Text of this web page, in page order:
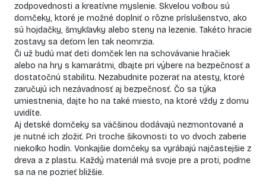
zodpovednosti a kreatívne myslenie. Skvelou voľbou sú
domčeky, ktoré je možné doplniť o rôzne príslušenstvo, ako
sú hojdačky, šmykľavky alebo steny na lezenie. Takéto hracie
zostavy sa deťom len tak neomrzia.
Či už budú mať deti domček len na schovávanie hračiek
alebo na hry s kamarátmi, dbajte pri výbere na bezpečnosť a
dostatočnú stabilitu. Nezabudnite pozerať na atesty, ktoré
zaručujú ich nezávadnosť aj bezpečnosť. Čo sa týka
umiestnenia, dajte ho na také miesto, na ktoré vždy z domu
uvidíte.
Aj detské domčeky sa väčšinou dodávajú nezmontované a
je nutné ich zložiť. Pri troche šikovnosti to vo dvoch zaberie
niekoľko hodín. Vonkajšie domčeky sa vyrábajú najčastejšie z
dreva a z plastu. Každý materiál má svoje pre a proti, poďme
sa na ne pozrieť bližšie.